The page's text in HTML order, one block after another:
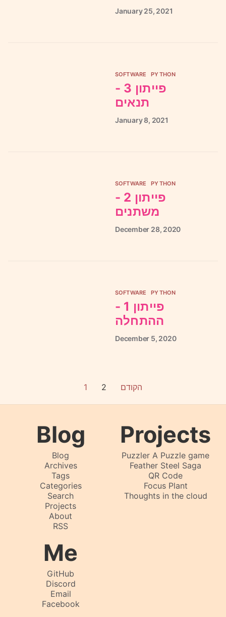
January25, 2021
SOFTWARE PYTHON
פייתון 3 -
תנאים
January8, 2021
SOFTWARE PYTHON
פייתון 2 -
משתנים
December 28, 2020
SOFTWARE PYTHON
פייתון 1 -
ההתחלה
December 5, 2020
הקודם 1 2
Blog
Blog
Archives
Tags
Categories
Search
Projects
About
RSS
Projects
Puzzler A Puzzle game
Feather Steel Saga
QR Code
Focus Plant
Thoughts in the cloud
Me
GitHub
Discord
Email
Facebook